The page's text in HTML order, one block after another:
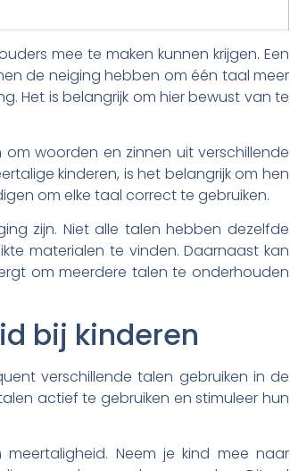
mee te maken kunnen krijgen. Een
de neiging hebben om één taal meer
Het is belangrijk om hier bewust van te
woorden en zinnen uit verschillende
kinderen, is het belangrijk om hen
om elke taal correct te gebruiken.
zijn. Niet alle talen hebben dezelfde
materialen te vinden. Daarnaast kan
om meerdere talen te onderhouden
bij kinderen
verschillende talen gebruiken in de
actief te gebruiken en stimuleer hun
Neem je kind mee naar